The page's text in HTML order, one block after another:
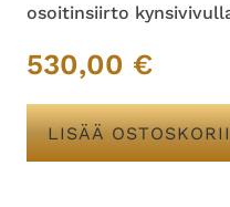
osoitinsiirto
530,00 €
LISÄÄ